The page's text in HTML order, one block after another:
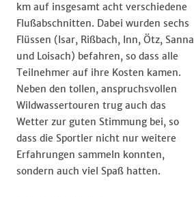
km auf insgesamt acht verschiedene
Flußabschnitten. Dabei wurden sechs
Flüssen (Isar, Rißbach, Inn, Ötz, Sanna
und Loisach) befahren, so dass alle
Teilnehmer auf ihre Kosten kamen.
Neben den tollen, anspruchsvollen
Wildwassertouren trug auch das
Wetter zur guten Stimmung bei, so
dass die Sportler nicht nur weitere
Erfahrungen sammeln konnten,
sondern auch viel Spaß hatten.